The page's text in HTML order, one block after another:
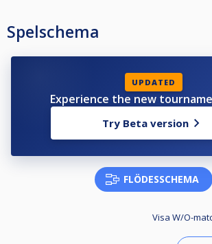
Spelschema
UPDATED
Experience the new
Try Beta version
FLÖDESSCHEMA
Visa W/O-